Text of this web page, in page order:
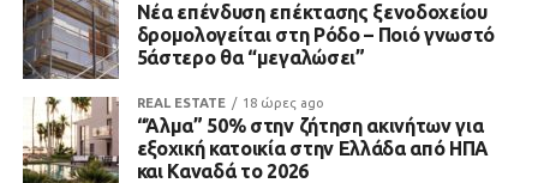
Νέα επένδυση επέκτασης ξενοδοχείου
δρομολογείται στη Ρόδο – Ποιό γνωστό
5άστερο θα “μεγαλώσει”
REAL ESTATE 18 ώρες ago
“Άλμα” 50% στην ζήτηση ακινήτων για
εξοχική κατοικία στην Ελλάδα από ΗΠΑ
και Καναδά το 2026